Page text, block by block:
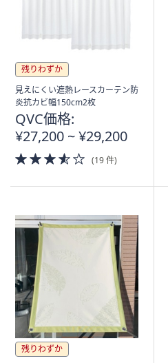
残りわずか
見えにくい遮熱レースカーテン防
炎抗カビ幅150cm2枚
QVC価格:
¥27,200 ~ ¥29,200
3.5
of
(19 件)
残りわずか